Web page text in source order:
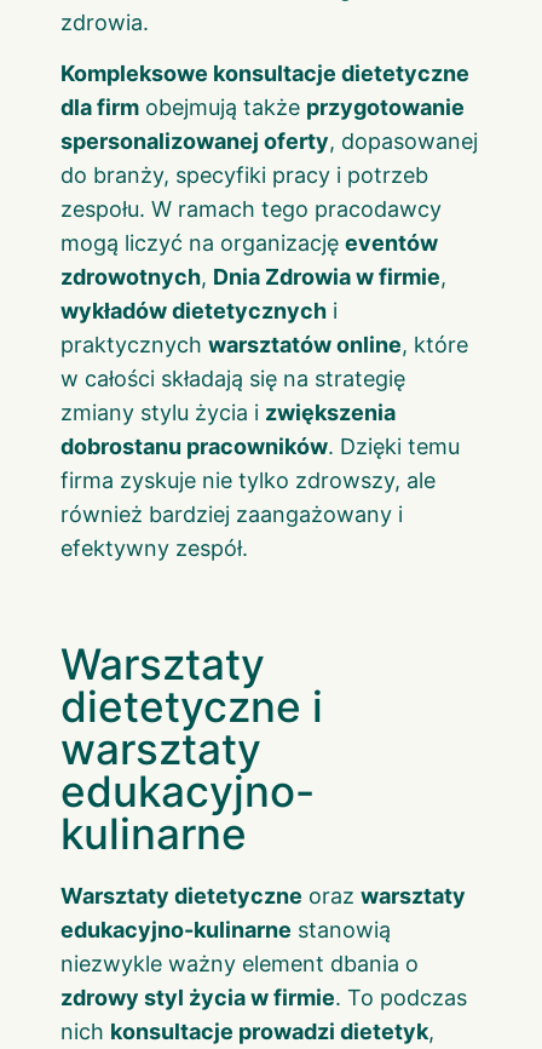
zdrowia.
Kompleksowe konsultacje dietetyczne
dla firm obejmują także przygotowanie
spersonalizowanej oferty, dopasowanej
do branży, specyfiki pracy i potrzeb
zespołu. W ramach tego pracodawcy
mogą liczyć na organizację eventów
zdrowotnych, Dnia Zdrowia w firmie,
wykładów dietetycznych i
praktycznych warsztatów online, które
w całości składają się na strategię
zmiany stylu życia i zwiększenia
dobrostanu pracowników. Dzięki temu
firma zyskuje nie tylko zdrowszy, ale
również bardziej zaangażowany i
efektywny zespół.
Warsztaty
dietetyczne i
warsztaty
edukacyjno-
kulinarne
Warsztaty dietetyczne oraz warsztaty
edukacyjno-kulinarne stanowią
niezwykle ważny element dbania o
zdrowy styl życia w firmie. To podczas
nich konsultacje prowadzi dietetyk,